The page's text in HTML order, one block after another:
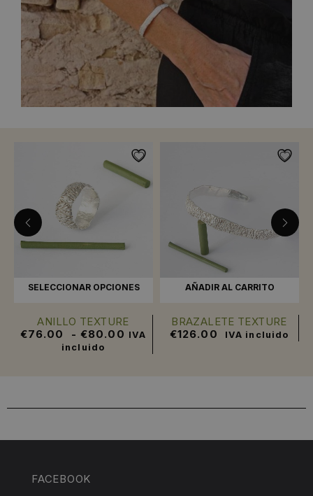
SELECCIONAR OPCIONES
ANILLO TEXTURE
€76.00 - €80.00 IVA
incluido
AÑADIR AL CARRITO
BRAZALETE TEXTURE
€126.00 IVA incluido
FACEBOOK